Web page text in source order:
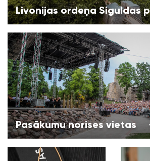
Livonijas ordeņa Siguldas
Pasākumu norises vietas